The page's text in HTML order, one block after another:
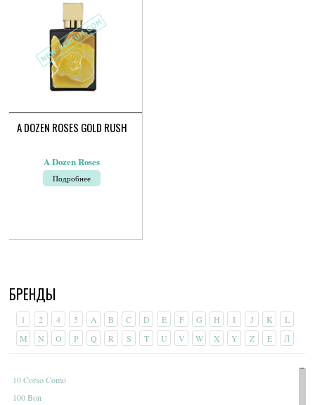
A DOZEN ROSES GOLD RUSH
A Dozen Roses
Подробнее
БРЕНДЫ
1 2 4 5 A B C D E F G H I J K
L
M
N O P Q R S T U V W X Y Z É Л
10 Corso Como
100 Bon